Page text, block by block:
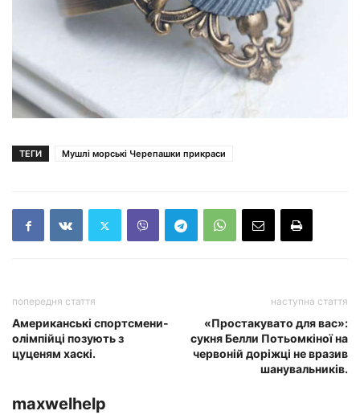
ТЕГИ Мушлі морські Черепашки прикраси
попередня стаття
Американські спортсмени-
олімпійці позують з
цуценям хаскі.
наступна стаття
«Простакувато для вас»:
сукня Белли Потьомкіної на
червоній доріжці не вразив
шанувальників.
maxwelhelp